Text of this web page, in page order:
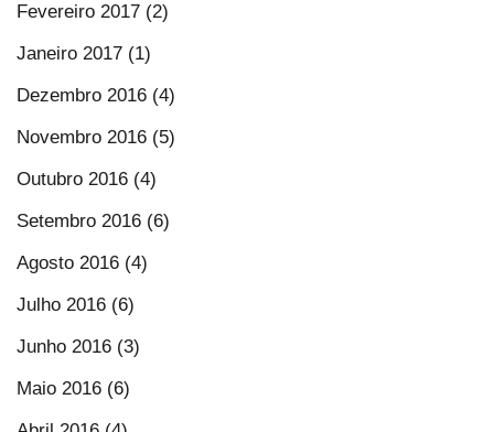
Fevereiro 2017 (2)
Janeiro 2017 (1)
Dezembro 2016 (4)
Novembro 2016 (5)
Outubro 2016 (4)
Setembro 2016 (6)
Agosto 2016 (4)
Julho 2016 (6)
Junho 2016 (3)
Maio 2016 (6)